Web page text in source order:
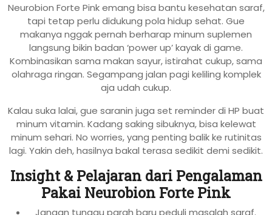
Neurobion Forte Pink emang bisa bantu kesehatan saraf,
tapi tetap perlu didukung pola hidup sehat. Gue
makanya nggak pernah berharap minum suplemen
langsung bikin badan ‘power up’ kayak di game.
Kombinasikan sama makan sayur, istirahat cukup, sama
olahraga ringan. Segampang jalan pagi keliling komplek
aja udah cukup.
Kalau suka lalai, gue saranin juga set reminder di HP buat
minum vitamin. Kadang saking sibuknya, bisa kelewat
minum sehari. No worries, yang penting balik ke rutinitas
lagi. Yakin deh, hasilnya bakal terasa sedikit demi sedikit.
Insight & Pelajaran dari Pengalaman
Pakai Neurobion Forte Pink
Jangan tunggu parah baru peduli masalah saraf.